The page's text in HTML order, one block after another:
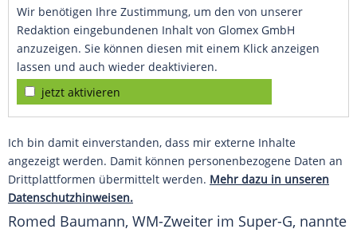
Wir benötigen Ihre Zustimmung, um den von unserer
Redaktion eingebundenen Inhalt von Glomex GmbH
anzuzeigen. Sie können diesen mit einem Klick anzeigen
lassen und auch wieder deaktivieren.
jetzt aktivieren
Ich bin damit einverstanden, dass mir externe Inhalte
angezeigt werden. Damit können personenbezogene Daten an
Drittplattformen übermittelt werden. Mehr dazu in unseren
Datenschutzhinweisen.
Romed Baumann, WM-Zweiter im Super-G, nannte